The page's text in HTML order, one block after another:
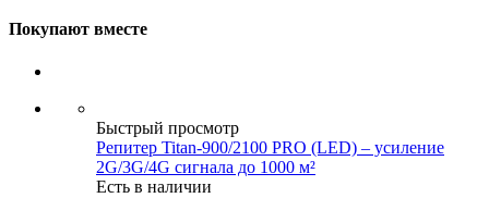
Покупают вместе
Быстрый просмотр
Репитер Titan-900/2100 PRO (LED) – усиление
2G/3G/4G сигнала до 1000 м²
Есть в наличии